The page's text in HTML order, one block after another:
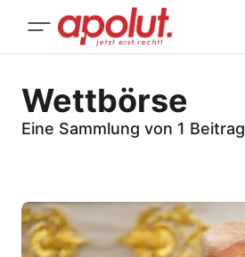
Wettbörse
Eine Sammlung von 1 Beitrag